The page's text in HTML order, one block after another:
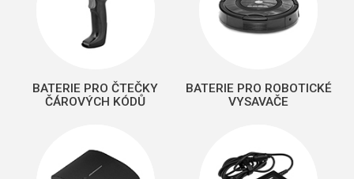
BATERIE PRO ČTEČKY
ČÁROVÝCH KÓDŮ
BATERIE PRO ROBOTICKÉ
VYSAVAČE